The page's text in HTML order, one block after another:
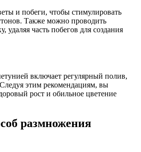
и побеги, чтобы стимулировать
Также можно проводить
часть побегов для создания
включает регулярный полив,
этим рекомендациям, вы
рост и обильное цветение
размножения